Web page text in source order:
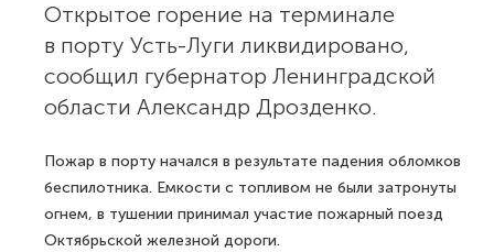
Открытое горение на терминале
в порту Усть-Луги ликвидировано,
сообщил губернатор Ленинградской
области Александр Дрозденко.
Пожар в порту начался в результате падения обломков
беспилотника. Емкости с топливом не были затронуты
огнем, в тушении принимал участие пожарный поезд
Октябрьской железной дороги.